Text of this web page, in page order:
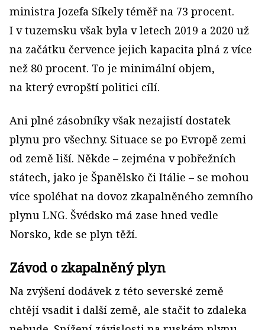
ministra Jozefa Síkely téměř na 73 procent.
I v tuzemsku však byla v letech 2019 a 2020 už
na začátku července jejich kapacita plná z více
než 80 procent. To je minimální objem,
na který evropští politici cílí.
Ani plné zásobníky však nezajistí dostatek
plynu pro všechny. Situace se po Evropě zemi
od země liší. Někde – zejména v pobřežních
státech, jako je Španělsko či Itálie – se mohou
více spoléhat na dovoz zkapalněného zemního
plynu LNG. Švédsko má zase hned vedle
Norsko, kde se plyn těží.
Závod o zkapalněný plyn
Na zvýšení dodávek z této severské země
chtějí vsadit i další země, ale stačit to zdaleka